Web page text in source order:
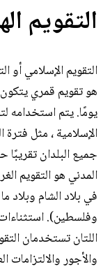
1447
الهجري و
أيام المناسبات و
السنوية
الإسلام هو الدين
مع استخدام
النهرين (العراق
لهذه القاعدة
الهجري الشمسي.
المماثلة بشكل